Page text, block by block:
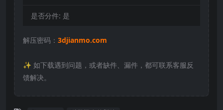
是否分件: 是
解压密码： 3djianmo.com
✨️ 如下载遇到问题，或者缺件、漏件，都可联系客服反
馈解决。